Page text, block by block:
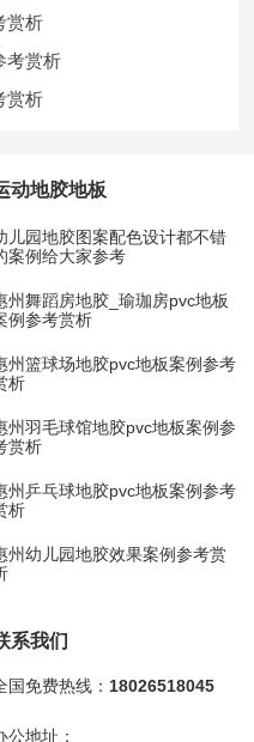
赏析
考赏析
赏析
动地胶地板
儿园地胶图案配色设计都不错
案例给大家参考
州舞蹈房地胶_瑜珈房pvc地板
例参考赏析
州篮球场地胶pvc地板案例参考
析
州羽毛球馆地胶pvc地板案例参
赏析
州乒乓球地胶pvc地板案例参考
析
州幼儿园地胶效果案例参考赏
系我们
国免费热线： 18026518045
公地址：